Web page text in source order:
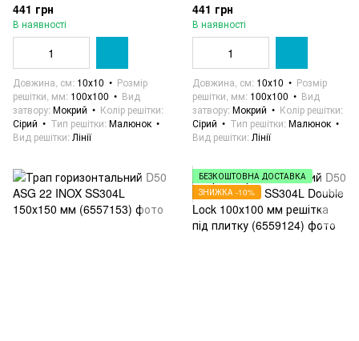
441 грн
В наявності
Довжина, см 10х10
Розмір
решітки, мм 100х100
Вид
затвору Мокрий
Колір решітки
Сірий
Тип решітки Малюнок
Вид решітки Лінії
441 грн
В наявності
Довжина, см 10х10
Розмір
решітки, мм 100х100
Вид
затвору Мокрий
Колір решітки
Сірий
Тип решітки Малюнок
Вид решітки Лінії
БЕЗКОШТОВНА ДОСТАВКА
ЗНИЖКА -10%